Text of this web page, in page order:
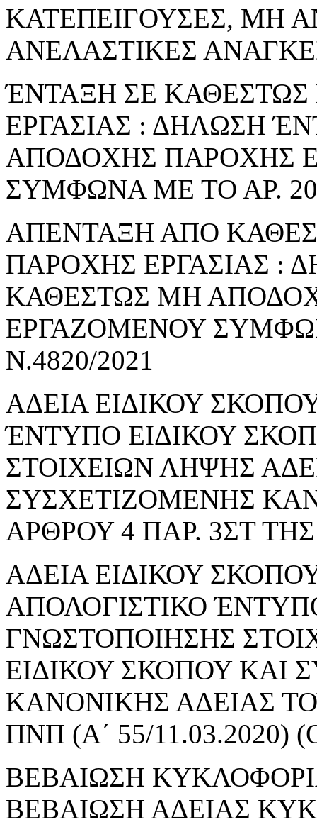
ΚΑΤΕΠΕΙΓΟΥΣΕΣ, ΜΗ
ΑΝΕΛΑΣΤΙΚΕΣ
ΈΝΤΑΞΗ ΣΕ
ΕΡΓΑΣΙΑΣ : ΔΗΛΩΣΗ
ΑΠΟΔΟΧΗΣ ΠΑΡΟΧΗΣ
ΣΥΜΦΩΝΑ ΜΕ ΤΟ ΑΡ.
ΑΠΕΝΤΑΞΗ ΑΠΟ
ΠΑΡΟΧΗΣ ΕΡΓΑΣΙΑΣ :
ΚΑΘΕΣΤΩΣ ΜΗ
ΕΡΓΑΖΟΜΕΝΟΥ
Ν.4820/2021
ΑΔΕΙΑ ΕΙΔΙΚΟΥ
ΈΝΤΥΠΟ ΕΙΔΙΚΟΥ
ΣΤΟΙΧΕΙΩΝ ΛΗΨΗΣ
ΣΥΣΧΕΤΙΖΟΜΕΝΗΣ
ΑΡΘΡΟΥ 4 ΠΑΡ. 3ΣΤ ΤΗΣ
ΑΔΕΙΑ ΕΙΔΙΚΟΥ
ΑΠΟΛΟΓΙΣΤΙΚΟ
ΓΝΩΣΤΟΠΟΙΗΣΗΣ
ΕΙΔΙΚΟΥ ΣΚΟΠΟΥ ΚΑΙ
ΚΑΝΟΝΙΚΗΣ ΑΔΕΙΑΣ
ΠΝΠ (Α΄ 55/
ΒΕΒΑΙΩΣΗ
ΒΕΒΑΙΩΣΗ ΑΔΕΙΑΣ